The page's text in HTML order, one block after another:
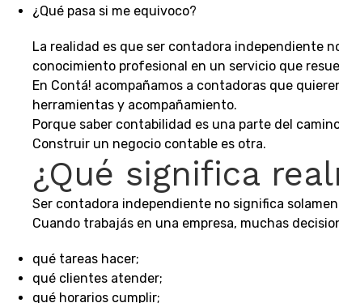
¿Qué pasa si me equivoco?
La realidad es que ser contadora independiente
conocimiento profesional en un servicio que
En Contá! acompañamos a contadoras que
herramientas y acompañamiento.
Porque saber contabilidad es una parte del
Construir un negocio contable es otra.
¿Qué significa
Ser contadora independiente no significa
Cuando trabajás en una empresa, muchas
qué tareas hacer;
qué clientes atender;
qué horarios cumplir;